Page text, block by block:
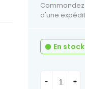
Commandez
d'une
En stock
- +